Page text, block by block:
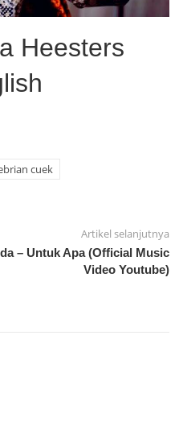
Heesters
cuek
Artikel selanjutnya
– Untuk Apa (Official Music
Video Youtube)